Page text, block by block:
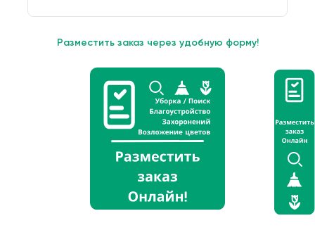
Разместить заказ через удобную форму!